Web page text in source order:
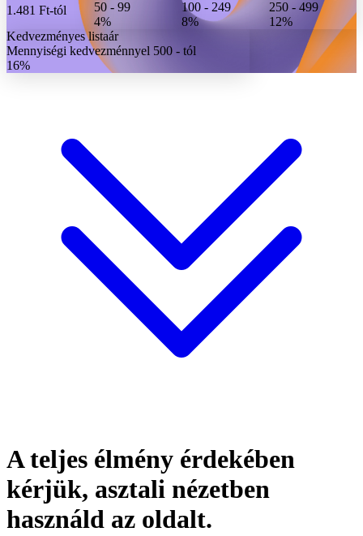
1.481 Ft-tól
50 - 99
4%
100 - 249
8%
250 - 499
12%
Kedvezményes listaár
Mennyiségi kedvezménnyel 500 - tól
16%
A teljes élmény érdekében
kérjük, asztali nézetben
használd az oldalt.